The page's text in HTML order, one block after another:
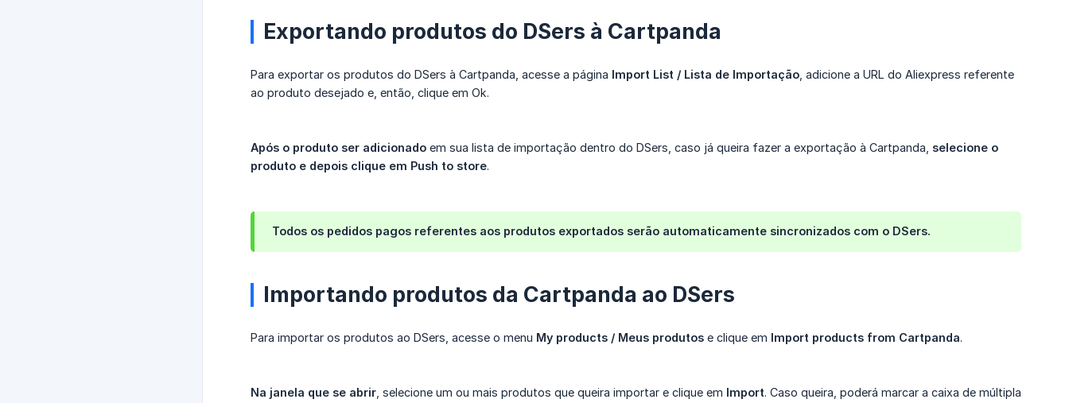
Exportando produtos do DSers à Cartpanda
Para exportar os produtos do DSers à Cartpanda, acesse a página Import List / Lista de Importação , adicione a URL do Aliexpress referente
ao produto desejado e, então, clique em Ok.
Após o produto ser adicionado em sua lista de importação dentro do DSers, caso já queira fazer a exportação à Cartpanda, selecione o
produto e depois clique em Push to store.
Todos os pedidos pagos referentes aos produtos exportados serão automaticamente sincronizados com o DSers.
Importando produtos da Cartpanda ao DSers
Para importar os produtos ao DSers, acesse o menu My products / Meus produtos e clique em Import products from Cartpanda.
Na janela que se abrir , selecione um ou mais produtos que queira importar e clique em Import. Caso queira, poderá marcar a caixa de múltipla